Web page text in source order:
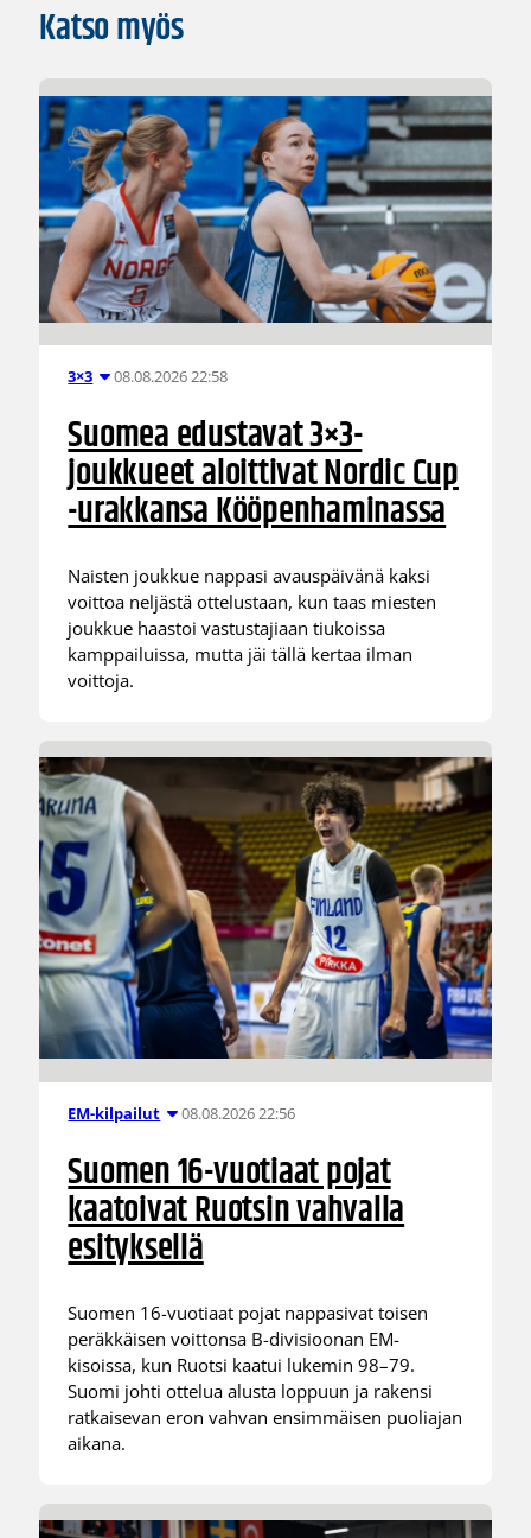
Katso myös
3×3 08.08.2026 22:58
Suomea edustavat 3×3-
joukkueet aloittivat Nordic Cup
-urakkansa Kööpenhaminassa
Naisten joukkue nappasi avauspäivänä kaksi
voittoa neljästä ottelustaan, kun taas miesten
joukkue haastoi vastustajiaan tiukoissa
kamppailuissa, mutta jäi tällä kertaa ilman
voittoja.
EM-kilpailut 08.08.2026 22:56
Suomen 16-vuotiaat pojat
kaatoivat Ruotsin vahvalla
esityksellä
Suomen 16-vuotiaat pojat nappasivat toisen
peräkkäisen voittonsa B-divisioonan EM-
kisoissa, kun Ruotsi kaatui lukemin 98–79.
Suomi johti ottelua alusta loppuun ja rakensi
ratkaisevan eron vahvan ensimmäisen puoliajan
aikana.